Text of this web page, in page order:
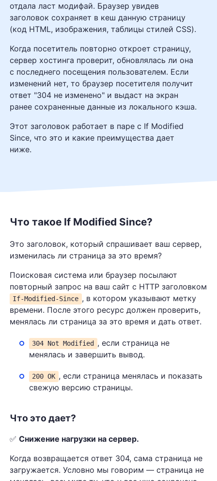
отдала ласт модифай. Браузер увидев
заголовок сохраняет в кеш данную страницу
(код HTML, изображения, таблицы стилей CSS).
Когда посетитель повторно откроет страницу,
сервер хостинга проверит, обновлялась ли она
с последнего посещения пользователем. Если
изменений нет, то браузер посетителя получит
ответ "304 не изменено" и выдаст на экран
ранее сохраненные данные из локального кэша.
Этот заголовок работает в паре с If Modified
Since, что это и какие преимущества дает
ниже.
Что такое If Modified Since?
Это заголовок, который спрашивает ваш сервер,
изменилась ли страница за это время?
Поисковая система или браузер посылают
повторный запрос на ваш сайт с HTTP заголовком
If-Modified-Since , в котором указывают метку
времени. После этого ресурс должен проверить,
менялась ли страница за это время и дать ответ.
304 Not Modified
, если страница не
менялась и завершить вывод.
200 ОК , если страница менялась и показать
свежую версию страницы.
Что это дает?
✅ Снижение нагрузки на сервер.
Когда возвращается ответ 304, сама страница не
загружается. Условно мы говорим — страница не